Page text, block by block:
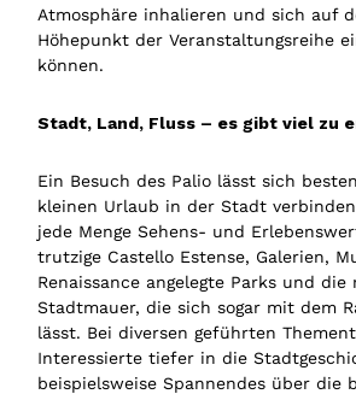
Atmosphäre inhalieren und sich auf
Höhepunkt der Veranstaltungsreihe
können.
Stadt, Land, Fluss – es gibt viel zu
Ein Besuch des Palio lässt sich
kleinen Urlaub in der Stadt
jede Menge Sehens- und
trutzige Castello Estense, Galerien,
Renaissance angelegte Parks und
Stadtmauer, die sich sogar mit dem
lässt. Bei diversen geführten
Interessierte tiefer in die
beispielsweise Spannendes über die